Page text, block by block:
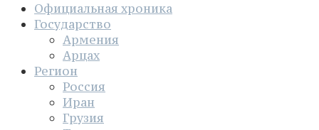
Официальная хроника
Государство
Армения
Арцах
Регион
Россия
Иран
Грузия